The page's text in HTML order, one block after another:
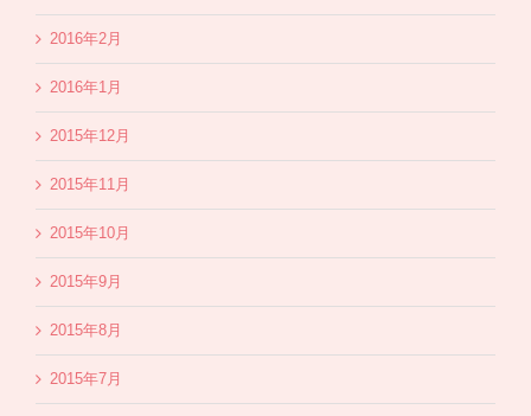
2016年2月
2016年1月
2015年12月
2015年11月
2015年10月
2015年9月
2015年8月
2015年7月